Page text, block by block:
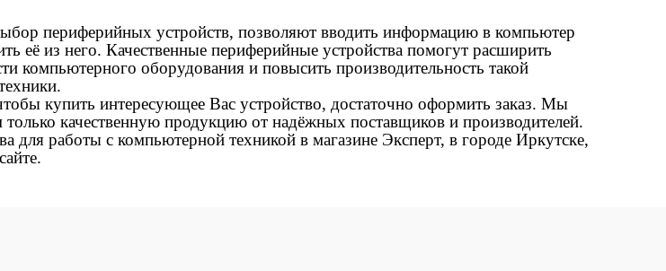
периферийных устройств, позволяют вводить информацию в компьютер
её из него. Качественные периферийные устройства помогут расширить
компьютерного оборудования и повысить производительность такой
купить интересующее Вас устройство, достаточно оформить заказ. Мы
только качественную продукцию от надёжных поставщиков и производителей.
для работы с компьютерной техникой в магазине Эксперт, в городе Иркутске,